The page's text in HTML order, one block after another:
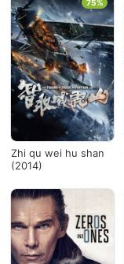
Zhi qu wei hu shan
(2014)
75%